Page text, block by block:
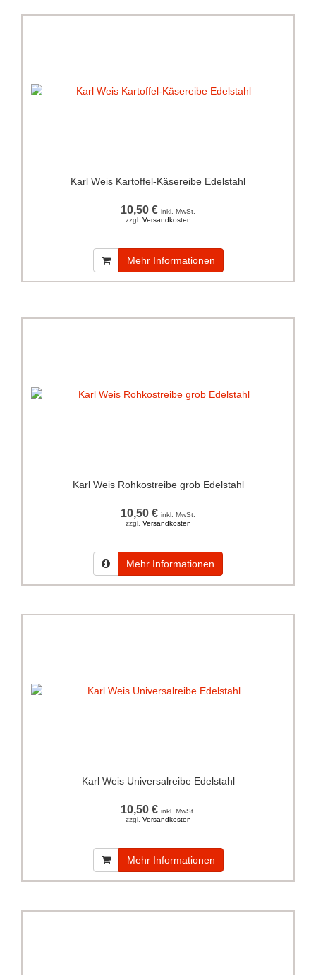
Karl Weis Kartoffel-Käsereibe Edelstahl
10,50 € inkl. MwSt.
zzgl. Versandkosten
Mehr Informationen
Karl Weis Rohkostreibe grob Edelstahl
10,50 € inkl. MwSt.
zzgl. Versandkosten
Mehr Informationen
Karl Weis Universalreibe Edelstahl
10,50 € inkl. MwSt.
zzgl. Versandkosten
Mehr Informationen